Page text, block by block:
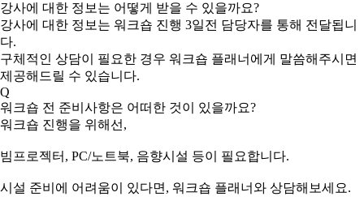
강사에 대한 정보는 어떻게 받을 수 있을까요?
강사에 대한 정보는 워크숍 진행 3일전 담당자를 통해 전달됩니
다.
구체적인 상담이 필요한 경우 워크숍 플래너에게 말씀해주시면
제공해드릴 수 있습니다.
Q
워크숍 전 준비사항은 어떠한 것이 있을까요?
워크숍 진행을 위해선,
빔프로젝터, PC/노트북, 음향시설 등이 필요합니다.
시설 준비에 어려움이 있다면, 워크숍 플래너와 상담해보세요.